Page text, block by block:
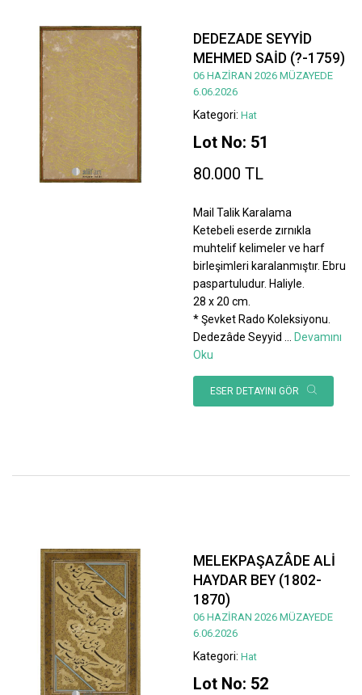
DEDEZADE SEYYİD
MEHMED SAİD (?-1759)
06 HAZİRAN 2026 MÜZAYEDE
6.06.2026
Kategori: Hat
Lot No: 51
80.000 TL
Mail Talik Karalama
Ketebeli eserde zırnıkla
muhtelif kelimeler ve harf
birleşimleri karalanmıştır. Ebru
paspartuludur. Haliyle.
28 x 20 cm.
* Şevket Rado Koleksiyonu.
Dedezâde Seyyid
Devamını
Oku
ESER DETAYINI GÖR
MELEKPAŞAZÂDE ALİ
HAYDAR BEY (1802-
1870)
06 HAZİRAN 2026 MÜZAYEDE
6.06.2026
Kategori: Hat
Lot No: 52